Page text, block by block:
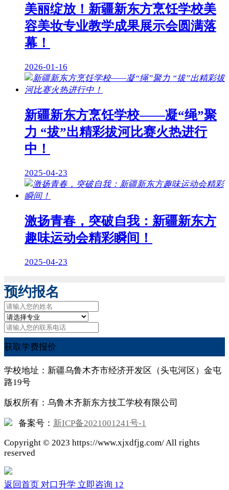
美丽绽放！新疆新东方烹饪学校美
容美妆专业教学成果展示会圆满落
幕！
2026-01-16
新疆新东方烹饪学校——凝“绳”聚
力 “拔”出精彩拔河比赛火热进行
中！
2025-04-23
激扬青春，突破自我：新疆新东方
趣味运动会精彩瞬间！
2025-04-23
预约报名
获取学费报价
学校地址：新疆乌鲁木齐市经济开发区（头屯河区）金屯
路19号
版权所有：乌鲁木齐新东方技工学校有限公司
备案号： 新ICP备2021001241号-1
Copyright © 2023 https://www.xjxdfjg.com/ All rights
reserved
返回首页 对口升学 立即咨询 12